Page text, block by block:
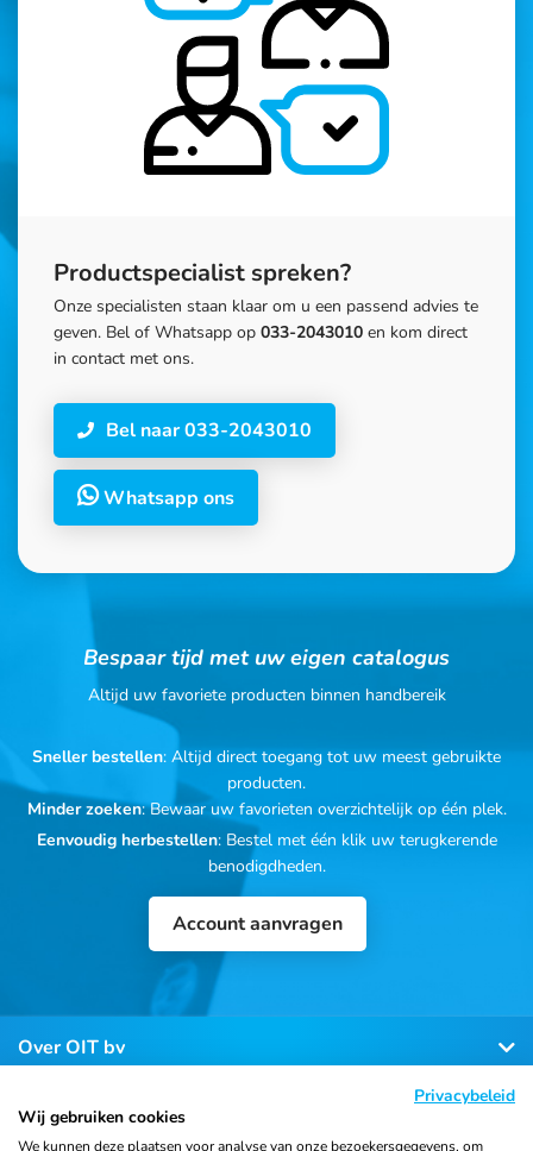
Productspecialist spreken?
Onze specialisten staan klaar om u een passend advies te
geven. Bel of Whatsapp op 033-2043010 en kom direct
in contact met ons.
Bel naar 033-2043010
Whatsapp ons
Bespaar tijd met uw eigen catalogus
Altijd uw favoriete producten binnen handbereik
Sneller bestellen: Altijd direct toegang tot uw meest gebruikte
producten.
Minder zoeken: Bewaar uw favorieten overzichtelijk op één plek.
Eenvoudig herbestellen: Bestel met één klik uw terugkerende
benodigdheden.
Account aanvragen
Over OIT bv
Klantenservice
Privacybeleid
Wij gebruiken cookies
We kunnen deze plaatsen voor analyse van onze bezoekersgegevens, om